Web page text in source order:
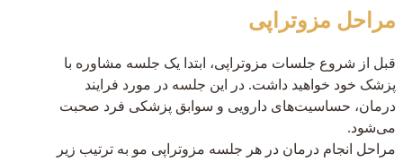
مراحل مزوتراپی
قبل از شروع جلسات مزوتراپی، ابتدا یک جلسه مشاوره با
پزشک خود خواهید داشت. در این جلسه در مورد فرایند
درمان، حساسیت‌های دارویی و سوابق پزشکی فرد صحبت
می‌شود.
مراحل انجام درمان در هر جلسه مزوتراپی مو به ترتیب زیر